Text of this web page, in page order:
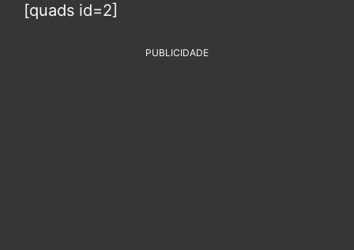
[quads id=2]
PUBLICIDADE